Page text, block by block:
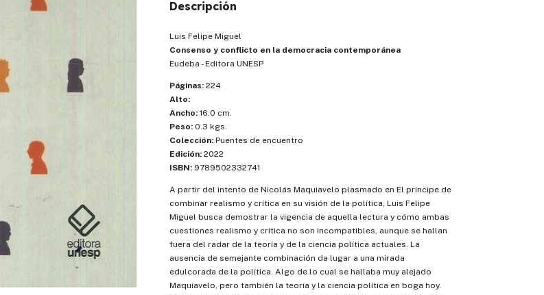
Descripción
Luis Felipe Miguel
Consenso y conflicto en la democracia contemporánea
Eudeba - Editora UNESP
Páginas: 224
Alto:
Ancho: 16.0 cm.
Peso: 0.3 kgs.
Colección: Puentes de encuentro
Edición: 2022
ISBN: 9789502332741
A partir del intento de Nicolás Maquiavelo plasmado en El príncipe de
combinar realismo y crítica en su visión de la política, Luis Felipe
Miguel busca demostrar la vigencia de aquella lectura y cómo ambas
cuestiones realismo y crítica no son incompatibles, aunque se hallan
fuera del radar de la teoría y de la ciencia política actuales. La
ausencia de semejante combinación da lugar a una mirada
edulcorada de la política. Algo de lo cual se hallaba muy alejado
Maquiavelo, pero también la teoría y la ciencia política en boga hoy.